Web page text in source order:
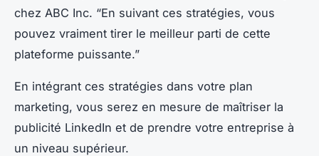
chez ABC Inc. “En suivant ces stratégies, vous
pouvez vraiment tirer le meilleur parti de cette
plateforme puissante.”
En intégrant ces stratégies dans votre plan
marketing, vous serez en mesure de maîtriser la
publicité LinkedIn et de prendre votre entreprise à
un niveau supérieur.